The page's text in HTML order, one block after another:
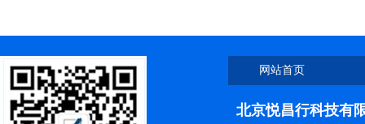
网站首页
北京悦昌行科技有